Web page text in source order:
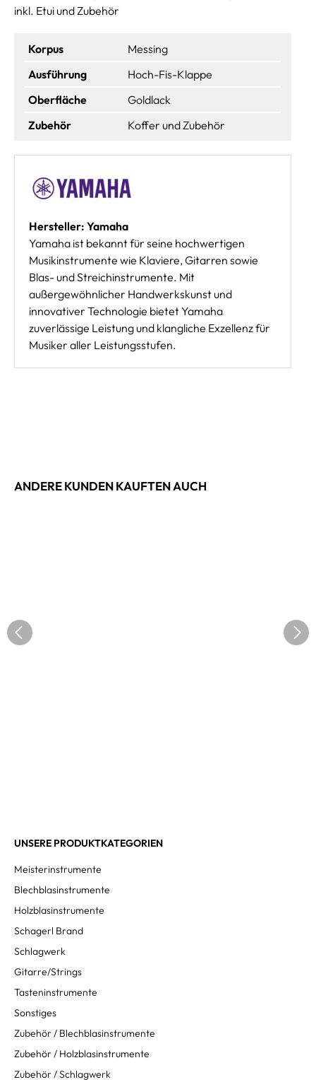
inkl. Etui und Zubehör
Korpus
Messing
Ausführung
Hoch-Fis-Klappe
Oberfläche
Goldlack
Zubehör
Koffer und Zubehör
Hersteller: Yamaha
Yamaha ist bekannt für seine hochwertigen
Musikinstrumente wie Klaviere, Gitarren sowie
Blas- und Streichinstrumente. Mit
außergewöhnlicher Handwerkskunst und
innovativer Technologie bietet Yamaha
zuverlässige Leistung und klangliche Exzellenz für
Musiker aller Leistungsstufen.
ANDERE KUNDEN KAUFTEN AUCH
UNSERE PRODUKTKATEGORIEN
Meisterinstrumente
Blechblasinstrumente
Holzblasinstrumente
Schagerl Brand
Schlagwerk
Gitarre/Strings
Tasteninstrumente
Sonstiges
Zubehör / Blechblasinstrumente
Zubehör / Holzblasinstrumente
Zubehör / Schlagwerk